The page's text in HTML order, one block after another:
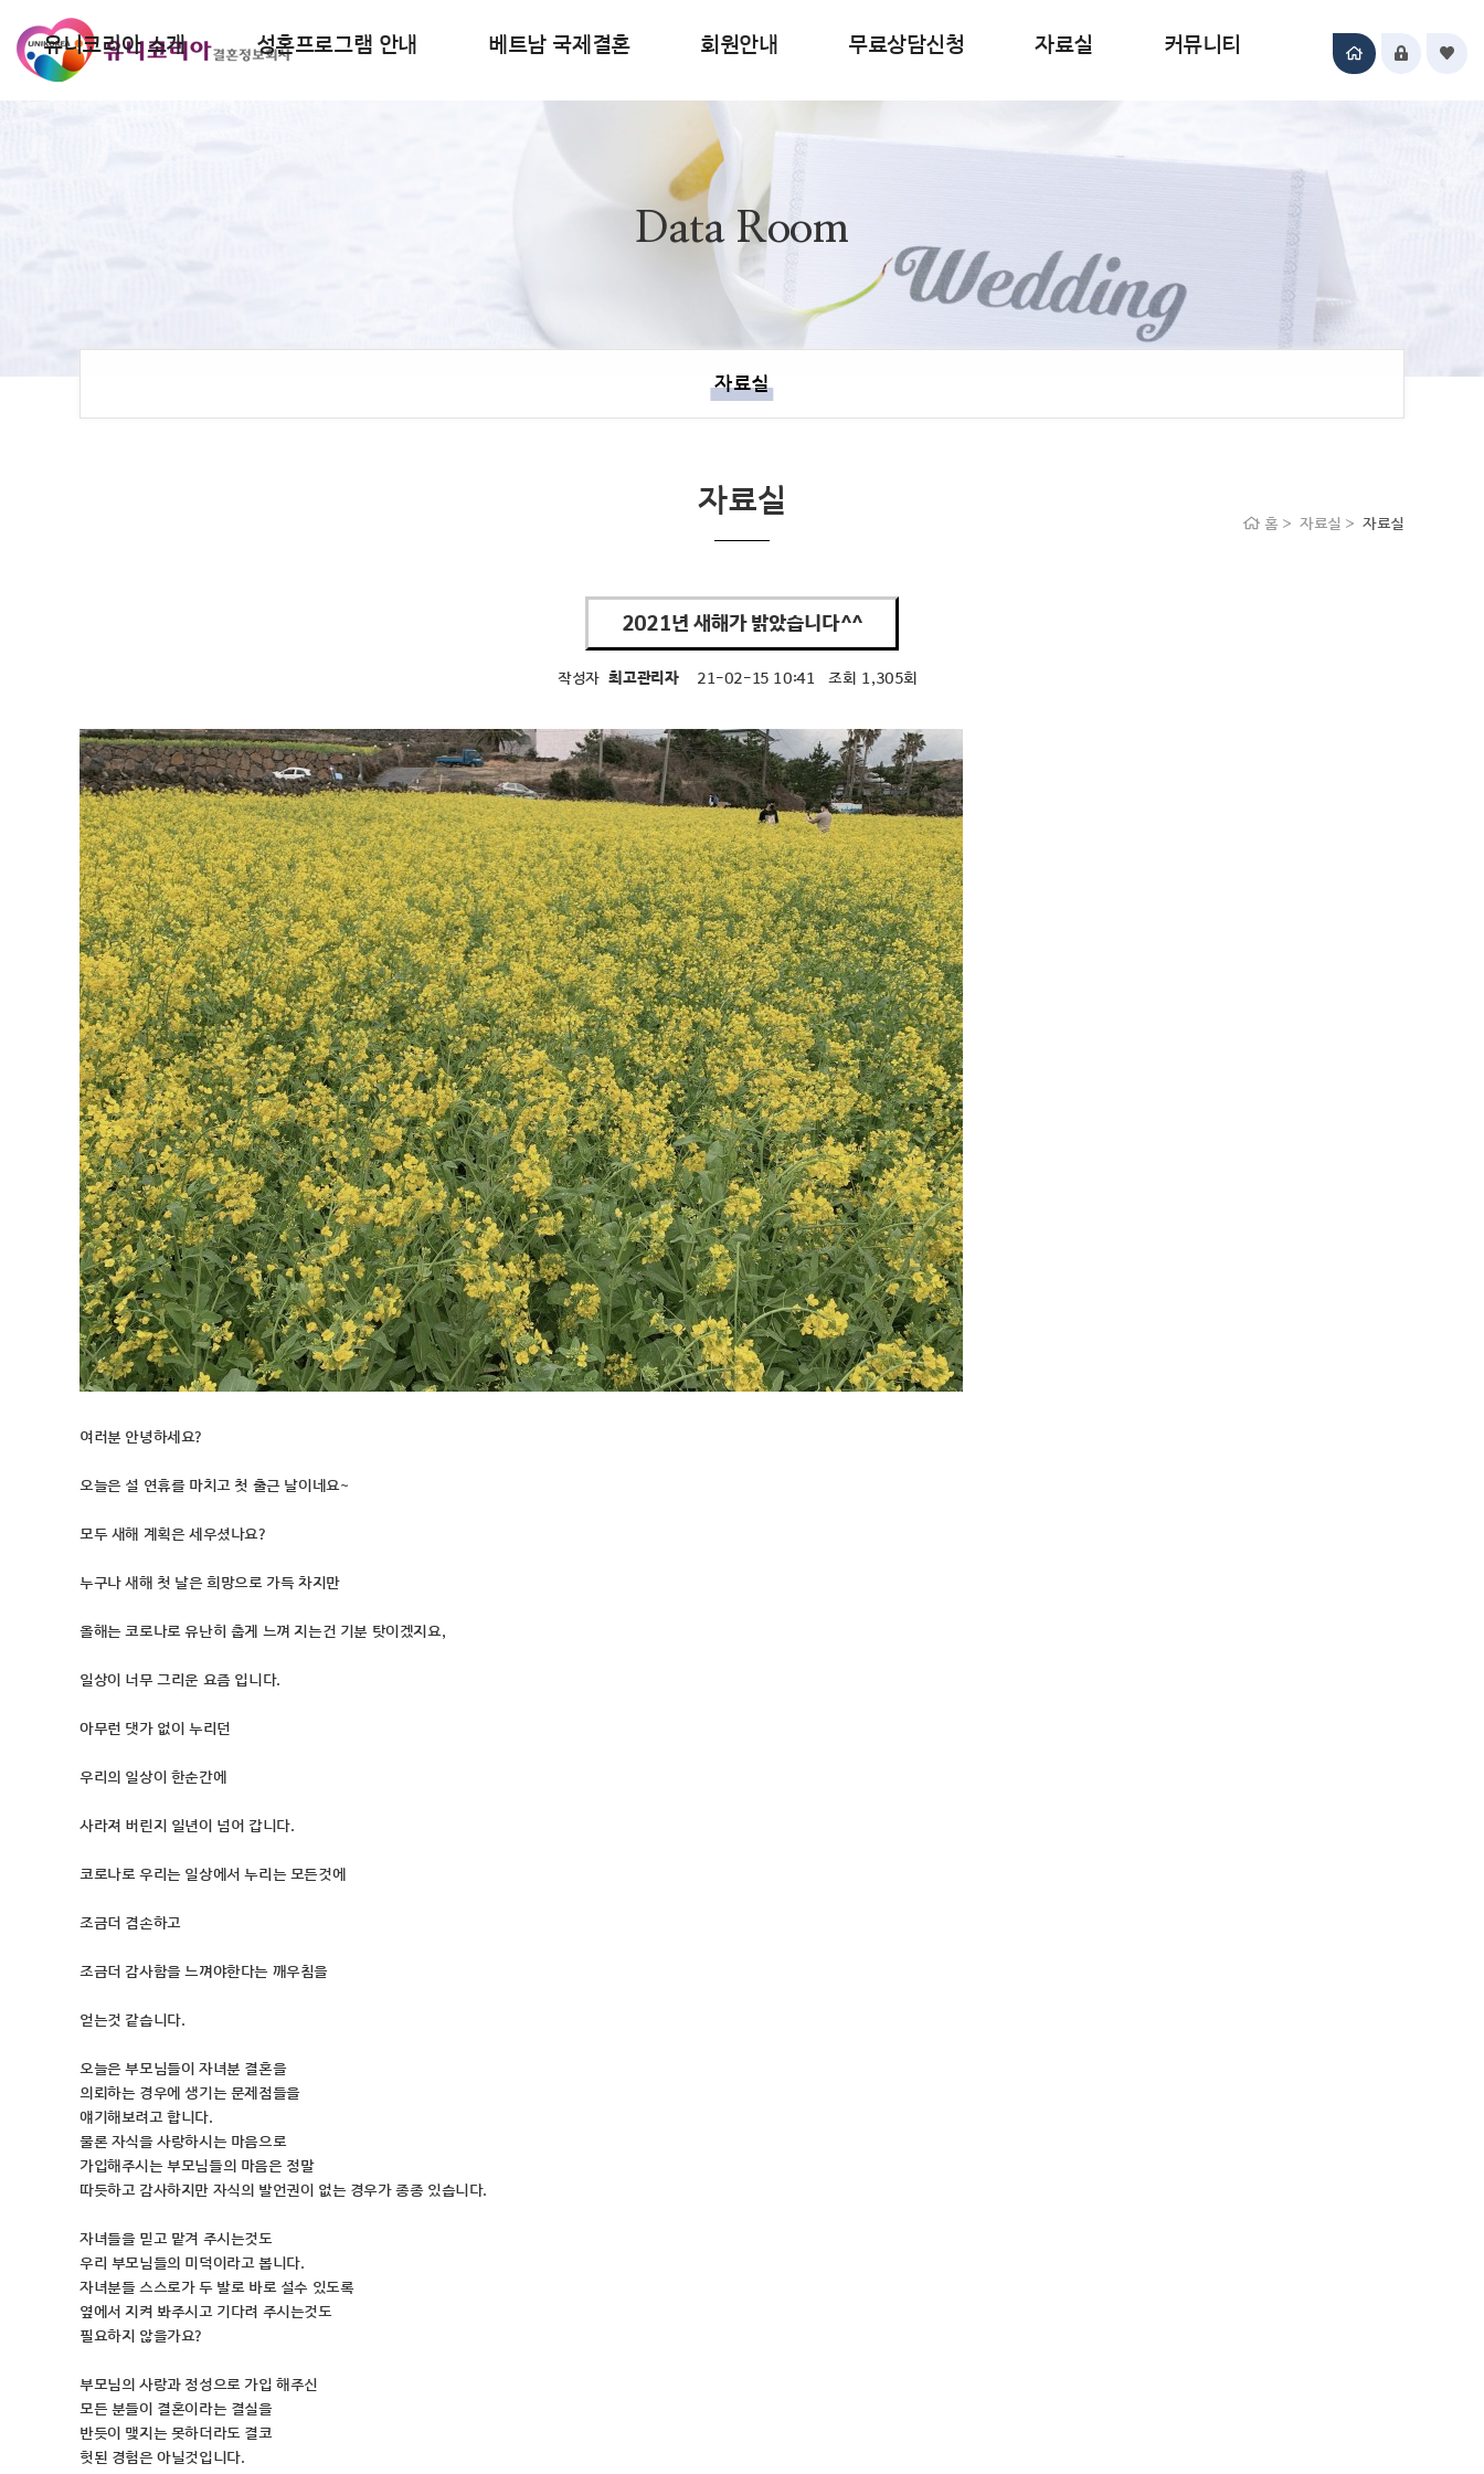
유니코리아 소개 성혼프로그램 안내 베트남 국제결혼 회원안내 무료상담신청 자료실 커뮤니티
Data Room
자료실
자료실
홈 > 자료실 >자료실
2021년 새해가 밝았습니다^^
작성자 최고관리자 21-02-15 10:41 조회 1,305회
여러분 안녕하세요?
오늘은 설 연휴를 마치고 첫 출근 날이네요~
모두 새해 계획은 세우셨나요?
누구나 새해 첫 날은 희망으로 가득 차지만
올해는 코로나로 유난히 춥게 느껴 지는건 기분 탓이겠지요,
일상이 너무 그리운 요즘 입니다.
아무런 댓가 없이 누리던
우리의 일상이 한순간에
사라져 버린지 일년이 넘어 갑니다.
코로나로 우리는 일상에서 누리는 모든것에
조금더 겸손하고
조금더 감사함을 느껴야한다는 깨우침을
얻는것 같습니다.
오늘은 부모님들이 자녀분 결혼을
의뢰하는 경우에 생기는 문제점들을
얘기해보려고 합니다.
물론 자식을 사랑하시는 마음으로
가입해주시는 부모님들의 마음은 정말
따듯하고 감사하지만 자식의 발언권이 없는 경우가 종종 있습니다.
자녀들을 믿고 맡겨 주시는것도
우리 부모님들의 미덕이라고 봅니다.
자녀분들 스스로가 두 발로 바로 설수 있도록
옆에서 지켜 봐주시고 기다려 주시는것도
필요하지 않을가요?
부모님의 사랑과 정성으로 가입 해주신
모든 분들이 결혼이라는 결실을
반듯이 맺지는 못하더라도 결코
헛된 경험은 아닐것입니다.